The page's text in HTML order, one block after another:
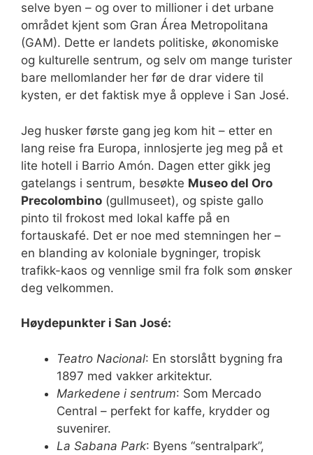
selve byen – og over to millioner i det urbane
området kjent som Gran Área Metropolitana
(GAM). Dette er landets politiske, økonomiske
og kulturelle sentrum, og selv om mange turister
bare mellomlander her før de drar videre til
kysten, er det faktisk mye å oppleve i San José.
Jeg husker første gang jeg kom hit – etter en
lang reise fra Europa, innlosjerte jeg meg på et
lite hotell i Barrio Amón. Dagen etter gikk jeg
gatelangs i sentrum, besøkte Museo del Oro
Precolombino (gullmuseet), og spiste gallo
pinto til frokost med lokal kaffe på en
fortauskafé. Det er noe med stemningen her –
en blanding av koloniale bygninger, tropisk
trafikk-kaos og vennlige smil fra folk som ønsker
deg velkommen.
Høydepunkter i San José:
Teatro Nacional: En storslått bygning fra
1897 med vakker arkitektur.
Markedene i sentrum: Som Mercado
Central – perfekt for kaffe, krydder og
suvenirer.
La Sabana Park: Byens “sentralpark”,